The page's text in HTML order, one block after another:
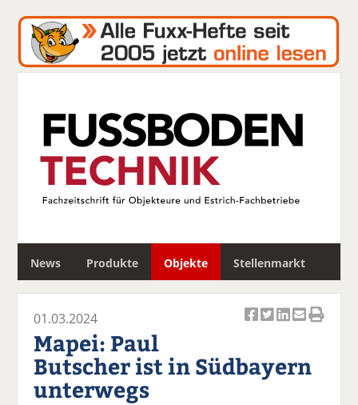
News Produkte Objekte Stellenmarkt
c
k k
el
k k k
01.03.2024
Mapei: Paul
Butscher ist in Südbayern
unterwegs